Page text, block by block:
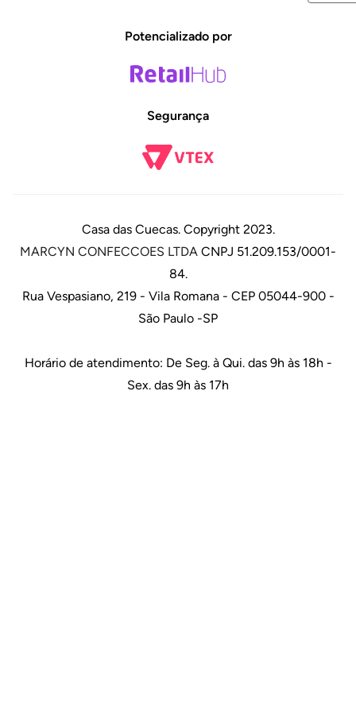
Potencializado por
Segurança
Casa das Cuecas. Copyright 2023.
MARCYN CONFECCOES LTDA CNPJ 51.209.153/0001-
84.
Rua Vespasiano, 219 - Vila Romana - CEP 05044-900 -
São Paulo -SP
Horário de atendimento: De Seg. à Qui. das 9h às 18h -
Sex. das 9h às 17h